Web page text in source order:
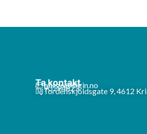
Ta kontakt
borge@digin.no
90194823
Tordenskjoldsgate 9, 4612